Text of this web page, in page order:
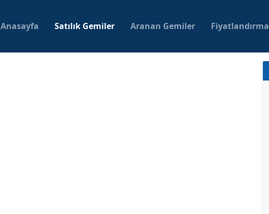
Anasayfa Satılık Gemiler Aranan Gemiler Fiyatlandırma